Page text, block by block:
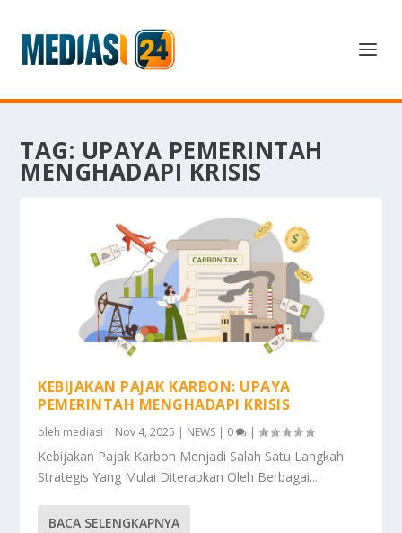
TAG: UPAYA PEMERINTAH
MENGHADAPI KRISIS
KEBIJAKAN PAJAK KARBON: UPAYA
PEMERINTAH MENGHADAPI KRISIS
oleh mediasi | Nov 4, 2025 | NEWS | 0 |
Kebijakan Pajak Karbon Menjadi Salah Satu Langkah
Strategis Yang Mulai Diterapkan Oleh Berbagai...
BACA SELENGKAPNYA